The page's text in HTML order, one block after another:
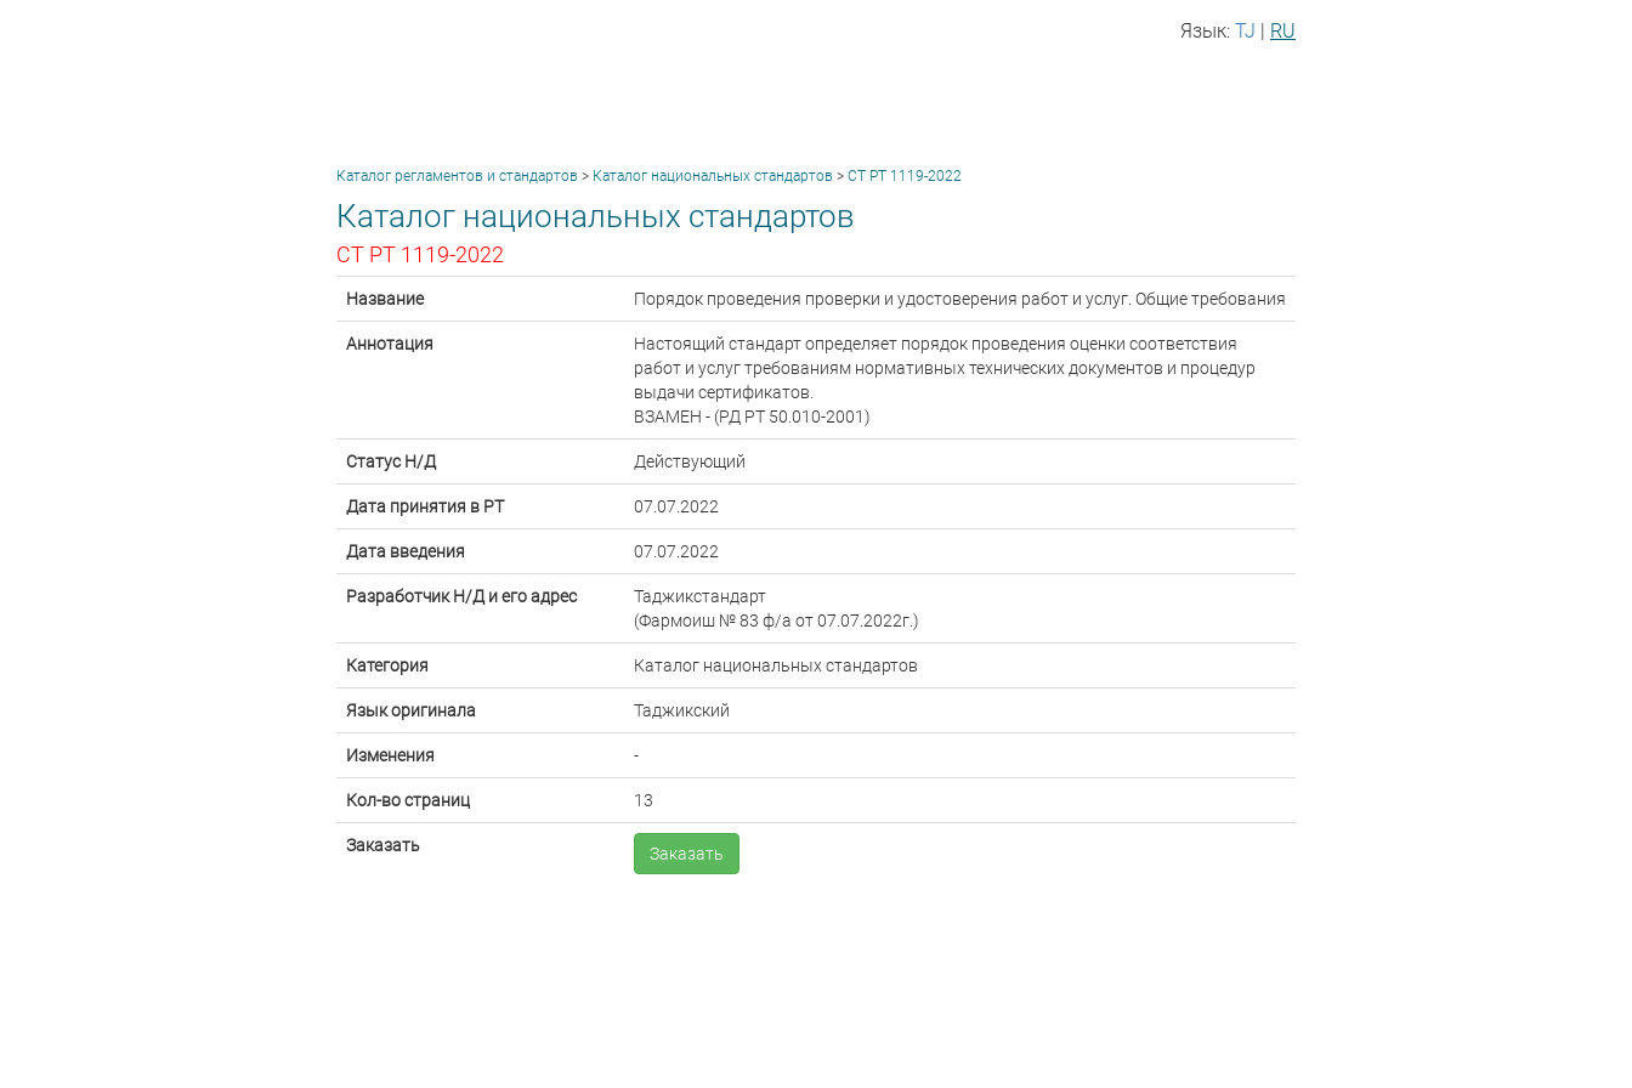
Язык: TJ | RU
Каталог регламентов и стандартов > Каталог национальных стандартов > CТ РТ 1119-2022
Каталог национальных стандартов
CТ РТ 1119-2022
Название Порядок проведения проверки и удостоверения работ и услуг. Общие требования
Аннотация
Настоящий стандарт определяет порядок проведения оценки соответствия
работ и услуг требованиям нормативных технических документов и процедур
выдачи сертификатов.
ВЗАМЕН - (РД РТ 50.010-2001)
Статус Н/Д Действующий
Дата принятия в РТ 07.07.2022
Дата введения 07.07.2022
Разработчик Н/Д и его адрес
Таджикстандарт
(Фармоиш № 83 ф/а от 07.07.2022г.)
Категория Каталог национальных стандартов
Язык оригинала Таджикский
Изменения -
Кол-во страниц 13
Заказать Заказать